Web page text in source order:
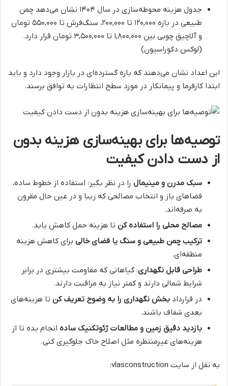
جدول هزینه محوطه‌سازی در سال ۱۴۰۴ نشان می‌دهد چمن
طبیعی در بازه ۱۲۰,۰۰۰ تا ۲۰۰,۰۰۰، سنگ‌فرش تا ۵۵۰,۰۰۰ تومان
و آلاچیق چوبی بین ۱,۸۰۰,۰۰۰ تا ۳,۵۰۰,۰۰۰ تومان قرار دارد.
(لوکس دکوراسیون)
این اعداد نشان می‌دهند که بازه گسترده‌ای در بازار وجود دارد و باید
ابتدا کارفرما و پیمانکار در مورد سطح انتظارات به توافق برسند.
توصیه‌ها برای بهینه‌سازی هزینه بدون
از دست دادن کیفیت
سبک مدرن و مینیمال را در نظر بگیر: استفاده از خطوط ساده،
فضاهای باز و انتخاب مصالحی که زیبا و در عین حال مقرون
به صرفه‌اند.
مصالح محلی را استفاده کن تا هزینه حمل کاهش یابد.
ترکیب چمن طبیعی و سنگ یا فضای خالی برای کاهش هزینه
منطقه‌ای.
طراحی قابل نگهداری: گیاهانی که مقاومت بیشتری در برابر
شرایط شمالی دارند و کمتر نیاز به مراقبت دارند.
در قرارداد بخش نگهداری را به وضوح تعریف کن تا هزینه‌های
بعدی شفاف باشند.
بازدید دقیق زمین و مطالعات ژئوتکنیک ساده انجام بده تا از
هزینه‌های غیرمنتظره مثل اصلاح خاک جلوگیری کنی.
به نقل از سایت vlasconstruction: